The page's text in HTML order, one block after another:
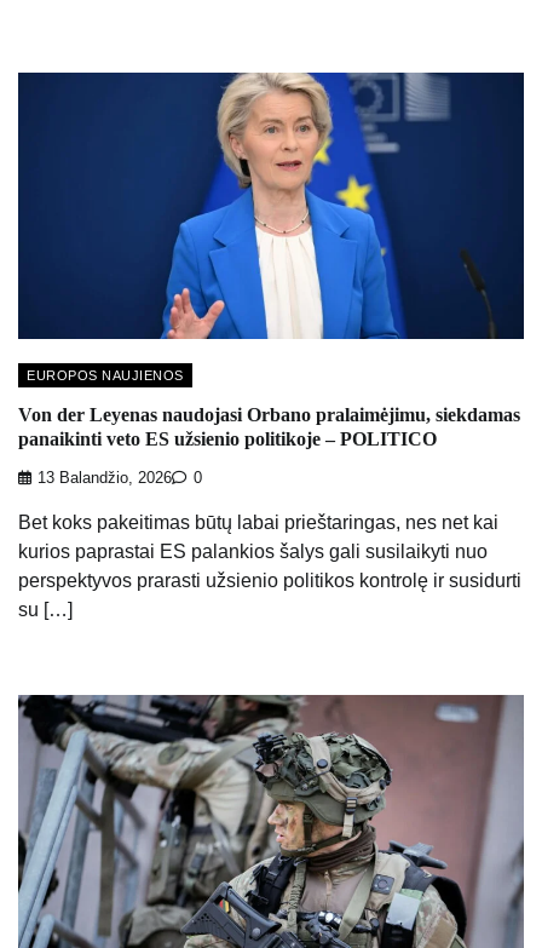
EUROPOS NAUJIENOS
Von der Leyenas naudojasi Orbano pralaimėjimu, siekdamas
panaikinti veto ES užsienio politikoje – POLITICO
13 Balandžio, 2026 0
Bet koks pakeitimas būtų labai prieštaringas, nes net kai
kurios paprastai ES palankios šalys gali susilaikyti nuo
perspektyvos prarasti užsienio politikos kontrolę ir susidurti
su […]